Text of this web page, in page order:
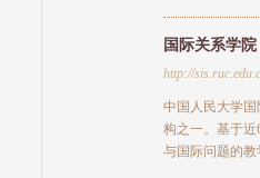
国际关系学院
http://
中国人民大学
构之一。基于
与国际问题的